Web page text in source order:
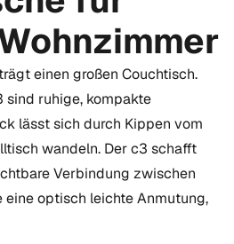
einen großen Couchtisch.
sind ruhige, kompakte
lässt sich durch Kippen vom
wandeln. Der c3 schafft
Verbindung zwischen
optisch leichte Anmutung,